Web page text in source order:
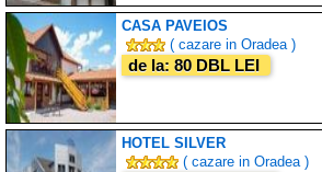
CASA PAVEIOS
( cazare in Oradea )
de la: 80 DBL LEI
HOTEL SILVER
( cazare in Oradea )